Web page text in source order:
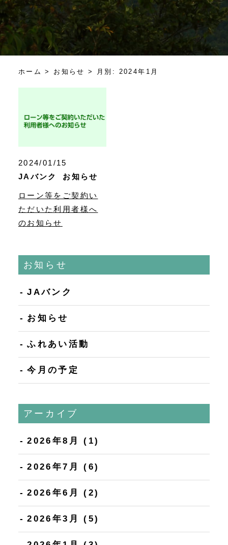
ホーム > お知らせ > 月別: 2024年1月
2024/01/15
JAバンク
お知らせ
ローン等をご契約い
ただいた利用者様へ
のお知らせ
お知らせ
JAバンク
お知らせ
ふれあい活動
今月の予定
アーカイブ
2026年8月 (1)
2026年7月 (6)
2026年6月 (2)
2026年3月 (5)